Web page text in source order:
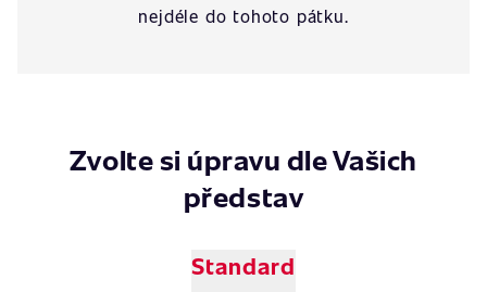
nejdéle do tohoto pátku.
Zvolte si úpravu dle Vašich
představ
Standard